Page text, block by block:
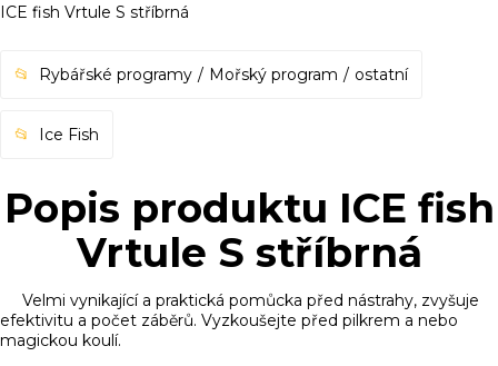
ICE fish Vrtule S stříbrná
Rybářské programy Mořský program ostatní
Ice Fish
Popis produktu ICE fish
Vrtule S stříbrná
Velmi vynikající a praktická pomůcka před nástrahy, zvyšuje
efektivitu a počet záběrů. Vyzkoušejte před pilkrem a nebo
magickou koulí.